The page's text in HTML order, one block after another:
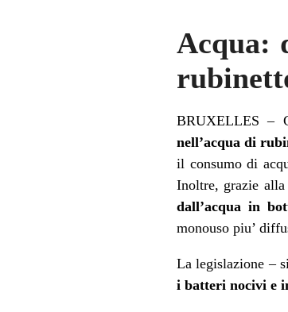
Acqua:
BRUXELLES –
nell’acqua di
il consumo di
Inoltre, grazie
dall’acqua in
monouso piu’
La legislazione –
i batteri nocivi e